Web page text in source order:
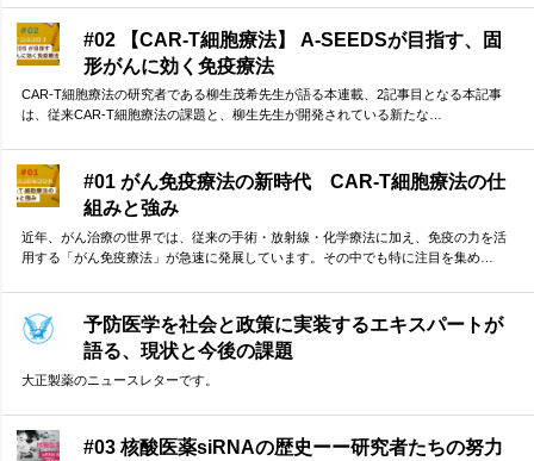
#02 【CAR-T細胞療法】 A-SEEDSが目指す、固
形がんに効く免疫療法
CAR-T細胞療法の研究者である柳生茂希先生が語る本連載、2記事目となる本記事
は、従来CAR-T細胞療法の課題と、柳生先生が開発されている新たな…
#01 がん免疫療法の新時代 CAR-T細胞療法の仕
組みと強み
近年、がん治療の世界では、従来の手術・放射線・化学療法に加え、免疫の力を活
用する「がん免疫療法」が急速に発展しています。その中でも特に注目を集め…
予防医学を社会と政策に実装するエキスパートが
語る、現状と今後の課題
大正製薬のニュースレターです。
#03 核酸医薬siRNAの歴史ーー研究者たちの努力